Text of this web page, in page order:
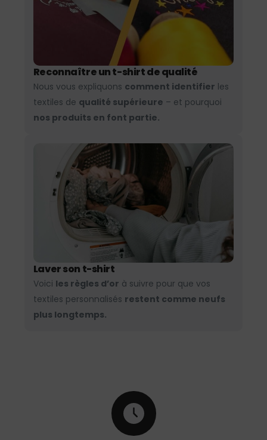
Reconnaître un t-shirt de qualité
Nous vous expliquons comment identifier les
textiles de qualité supérieure – et pourquoi
nos produits en font partie.
Laver son t-shirt
Voici les règles d’or à suivre pour que vos
textiles personnalisés restent comme neufs
plus longtemps.